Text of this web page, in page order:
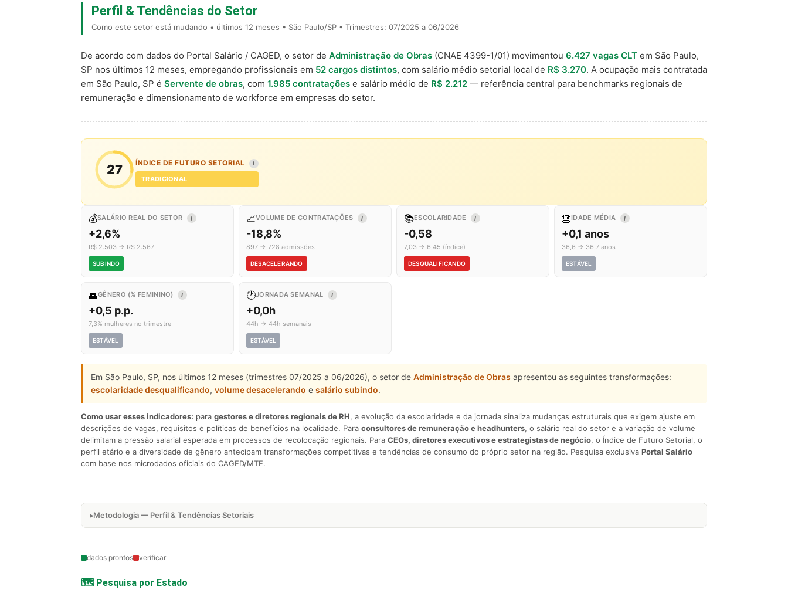
Perfil & Tendências do Setor
Como este setor está mudando • últimos 12 meses • São Paulo/SP • Trimestres: 07/2025 a 06/2026
De acordo com dados do Portal Salário / CAGED, o setor de Administração de Obras (CNAE 4399-1/01) movimentou 6.427 vagas CLT em São Paulo,
SP nos últimos 12 meses, empregando profissionais em 52 cargos distintos, com salário médio setorial local de R$ 3.270. A ocupação mais contratada
em São Paulo, SP é Servente de obras, com 1.985 contratações e salário médio de R$ 2.212 — referência central para benchmarks regionais de
remuneração e dimensionamento de workforce em empresas do setor.
27 ÍNDICE DE FUTURO SETORIAL I
TRADICIONAL
💰SALÁRIO REAL DO SETOR I
+2,6%
R$ 2.503 → R$ 2.567
SUBINDO
📈VOLUME DE CONTRATAÇÕES I
-18,8%
897 → 728 admissões
DESACELERANDO
📚ESCOLARIDADE I
-0,58
7,03 → 6,45 (índice)
DESQUALIFICANDO
🎂IDADE MÉDIA I
+0,1 anos
36,6 → 36,7 anos
ESTÁVEL
👥GÊNERO (% FEMININO) I
+0,5 p.p.
7,3% mulheres no trimestre
ESTÁVEL
🕐JORNADA SEMANAL I
+0,0h
44h → 44h semanais
ESTÁVEL
Em São Paulo, SP, nos últimos 12 meses (trimestres 07/2025 a 06/2026), o setor de Administração de Obras apresentou as seguintes transformações:
escolaridade desqualificando, volume desacelerando e salário subindo.
Como usar esses indicadores: para gestores e diretores regionais de RH, a evolução da escolaridade e da jornada sinaliza mudanças estruturais que exigem ajuste em
descrições de vagas, requisitos e políticas de benefícios na localidade. Para consultores de remuneração e headhunters, o salário real do setor e a variação de volume
delimitam a pressão salarial esperada em processos de recolocação regionais. Para CEOs, diretores executivos e estrategistas de negócio, o Índice de Futuro Setorial, o
perfil etário e a diversidade de gênero antecipam transformações competitivas e tendências de consumo do próprio setor na região. Pesquisa exclusiva Portal Salário
com base nos microdados oficiais do CAGED/MTE.
Metodologia — Perfil & Tendências Setoriais
dados prontos verificar
🗺️ Pesquisa por Estado